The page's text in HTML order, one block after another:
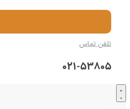
تلفن تماس
021-53805